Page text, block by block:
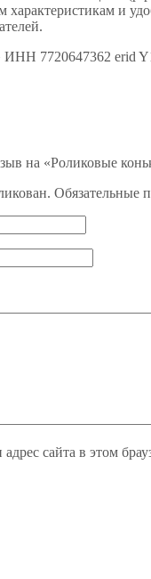
характеристикам и
7720647362 erid
на «Роликовые
Обязательные
сайта в этом